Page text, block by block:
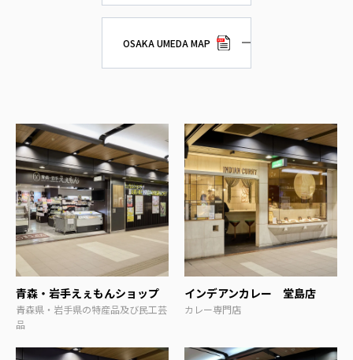
OSAKA UMEDA MAP
青森・岩手えぇもんショップ
青森県・岩手県の特産品及び民工芸
品
インデアンカレー 堂島店
カレー専門店